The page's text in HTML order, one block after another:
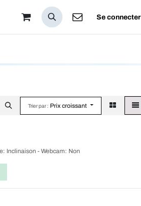
Se connecter
Trier par : Prix croissant
Inclinaison - Webcam: Non